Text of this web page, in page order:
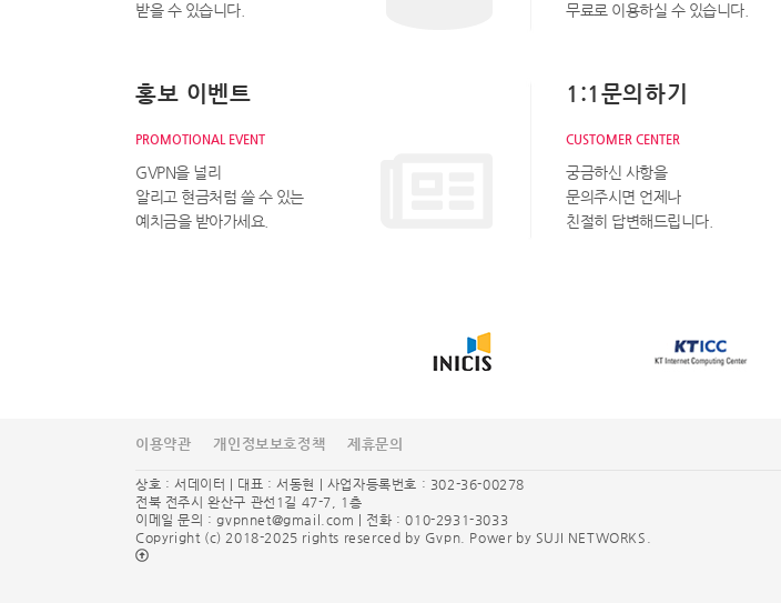
받을 수 있습니다.
무료로 이용하실 수 있습니다.
홍보 이벤트
PROMOTIONAL EVENT
GVPN을 널리
알리고 현금처럼 쓸 수 있는
예치금을 받아가세요.
1:1문의하기
CUSTOMER CENTER
궁금하신 사항을
문의주시면 언제나
친절히 답변해드립니다.
이용약관 개인정보보호정책 제휴문의
상호 : 서데이터 | 대표 : 서동현 | 사업자등록번호 : 302-36-00278
전북 전주시 완산구 관선1길 47-7, 1층
이메일 문의 :gvpnnet@gmail.com
| 전화 : 010-2931-3033
Copyright (c) 2018-2025 rights reserced by Gvpn. Power by SUJI NETWORKS.